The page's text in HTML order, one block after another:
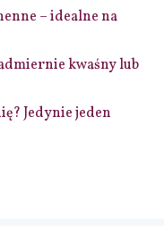
– idealne na
kwaśny lub
Jedynie jeden